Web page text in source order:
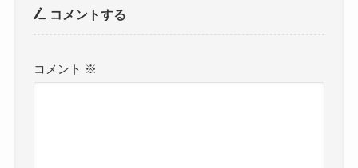
コメントする
コメント ※